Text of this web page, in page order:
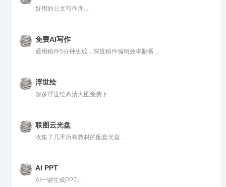
好用的公文写作库...
免费AI写作
通用稿件5分钟生成，深度稿件编辑效率翻番...
浮世绘
超多浮世绘高清大图免费下...
联图云光盘
收集了几乎所有教材的配套光盘...
AI PPT
AI一键生成PPT...